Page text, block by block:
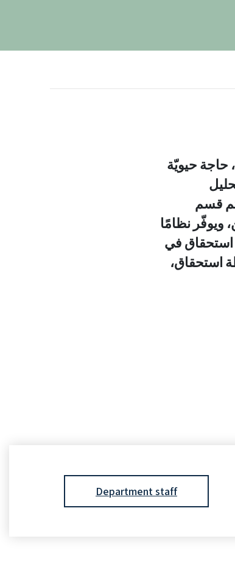
تعدّ الثّقافة متعدّدة المجالات، في الواقع العالمي وتعدّد الثّقافات في القرن ال -21، حاجة حيويّة
قسم
ويوفّر نظامًا
الطّلاب، في إطار البرنامج ثنائيّ التّخصّص، 60 نقطة استحقاق في
في قسم الدّراسات متعدّدة المجالات هو 60 نقطة استحقاق،
Department staff